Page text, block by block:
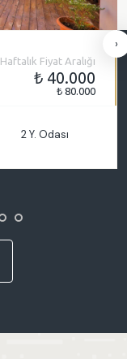
Haftalık Fiyat Aralığı
₺ 40.000
₺ 80.000
2 Y. Odası
›